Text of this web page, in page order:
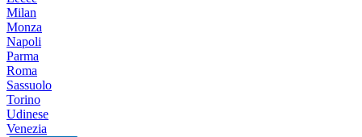
Milan
Monza
Napoli
Parma
Roma
Sassuolo
Torino
Udinese
Venezia